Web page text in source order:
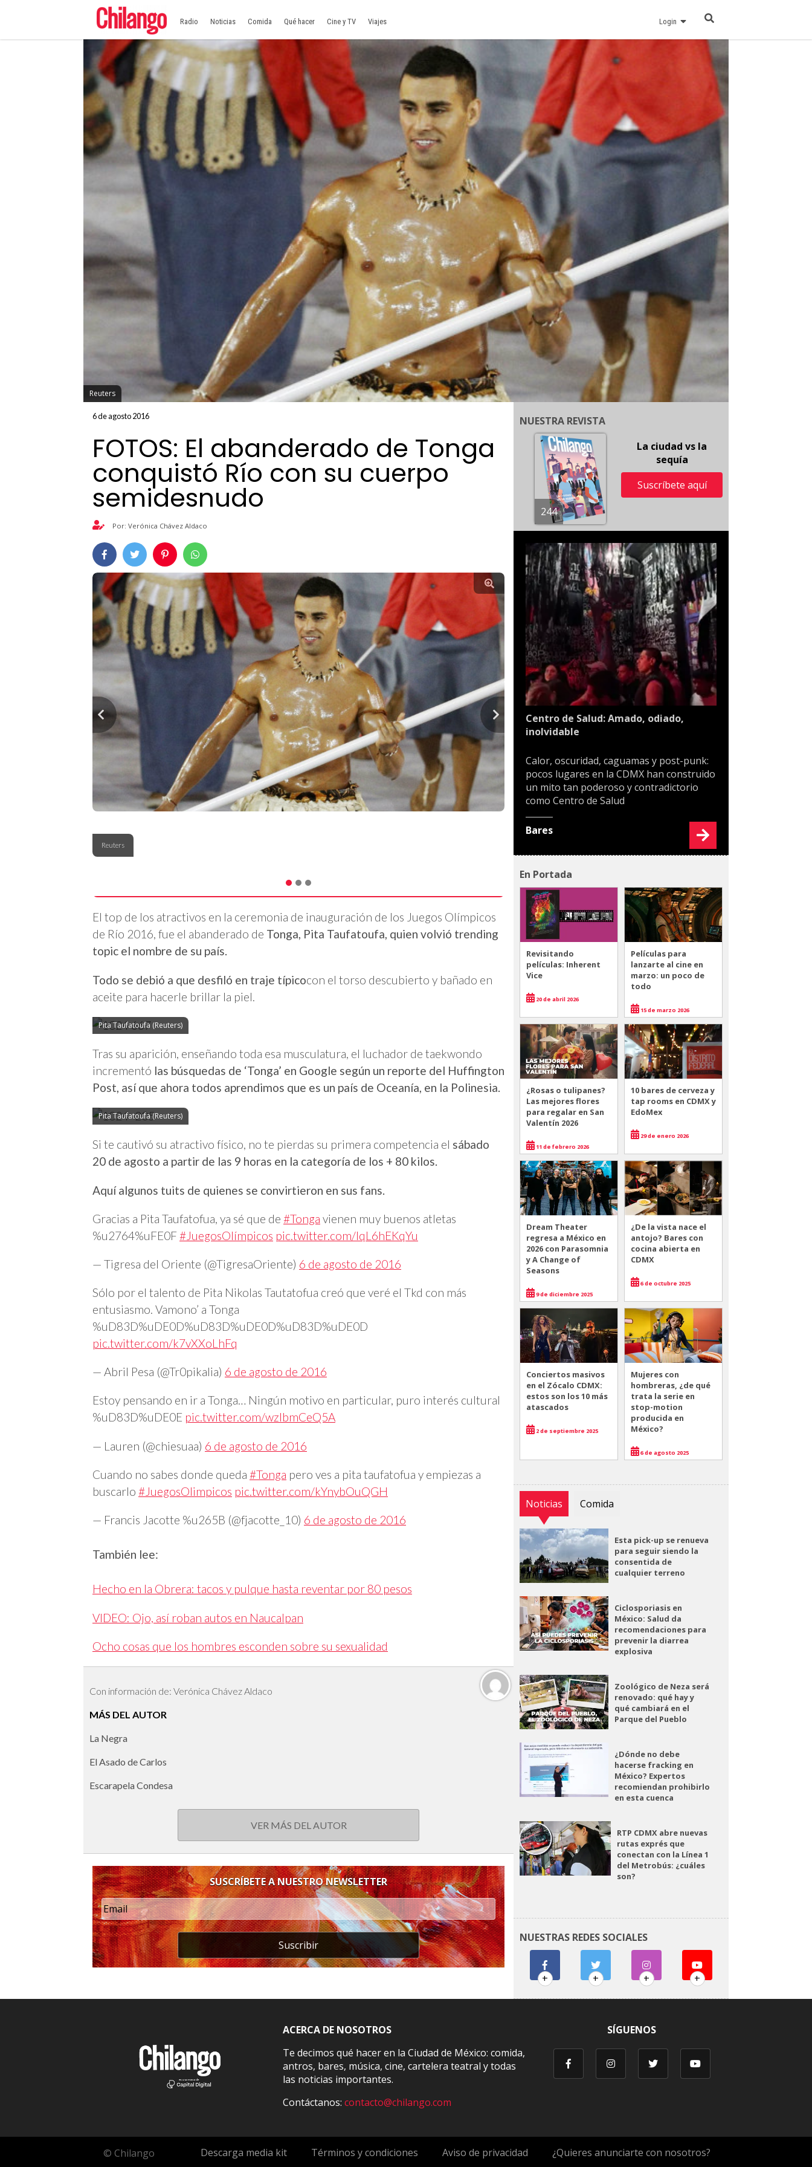
Radio Noticias Comida Qué hacer Cine y TV Viajes Login
Reuters
6 de agosto 2016
FOTOS: El abanderado de Tonga
conquistó Río con su cuerpo
semidesnudo
Por: Verónica Chávez Aldaco
Reuters
El top de los atractivos en la ceremonia de inauguración de los Juegos Olímpicos
de Río 2016, fue el abanderado de Tonga, Pita Taufatoufa, quien volvió trending
topic el nombre de su país.
Todo se debió a que desfiló en traje típicocon el torso descubierto y bañado en
aceite para hacerle brillar la piel.
Pita Taufatoufa (Reuters)
Tras su aparición, enseñando toda esa musculatura, el luchador de taekwondo
incrementó las búsquedas de ‘Tonga’ en Google según un reporte del Huffington
Post, así que ahora todos aprendimos que es un país de Oceanía, en la Polinesia.
Pita Taufatoufa (Reuters)
Si te cautivó su atractivo físico, no te pierdas su primera competencia el sábado
20 de agosto a partir de las 9 horas en la categoría de los + 80 kilos.
Aquí algunos tuits de quienes se convirtieron en sus fans.
Gracias a Pita Taufatofua, ya sé que de #Tonga vienen muy buenos atletas
%u2764%uFE0F #JuegosOlímpicos pic.twitter.com/IqL6hEKqYu
— Tigresa del Oriente (@TigresaOriente) 6 de agosto de 2016
Sólo por el talento de Pita Nikolas Tautatofua creó que veré el Tkd con más
entusiasmo. Vamono’ a Tonga
%uD83D%uDE0D%uD83D%uDE0D%uD83D%uDE0D
pic.twitter.com/k7vXXoLhFq
— Abril Pesa (@Tr0pikalia) 6 de agosto de 2016
Estoy pensando en ir a Tonga… Ningún motivo en particular, puro interés cultural
%uD83D%uDE0E pic.twitter.com/wzIbmCeQ5A
— Lauren (@chiesuaa) 6 de agosto de 2016
Cuando no sabes donde queda #Tonga pero ves a pita taufatofua y empiezas a
buscarlo #JuegosOlimpicos pic.twitter.com/kYnybOuQGH
— Francis Jacotte %u265B (@fjacotte_10) 6 de agosto de 2016
También lee:
Hecho en la Obrera: tacos y pulque hasta reventar por 80 pesos
VIDEO: Ojo, así roban autos en Naucalpan
Ocho cosas que los hombres esconden sobre su sexualidad
Con información de: Verónica Chávez Aldaco
MÁS DEL AUTOR
La Negra
El Asado de Carlos
Escarapela Condesa
VER MÁS DEL AUTOR
SUSCRÍBETE A NUESTRO NEWSLETTER
Suscribir
NUESTRA REVISTA
244
La ciudad vs la
sequía
Suscríbete aquí
Centro de Salud: Amado, odiado,
inolvidable
Calor, oscuridad, caguamas y post-punk:
pocos lugares en la CDMX han construido
un mito tan poderoso y contradictorio
como Centro de Salud
Bares
En Portada
Revisitando
películas: Inherent
Vice
20 de abril 2026
Películas para
lanzarte al cine en
marzo: un poco de
todo
15 de marzo 2026
¿Rosas o tulipanes?
Las mejores flores
para regalar en San
Valentín 2026
11 de febrero 2026
10 bares de cerveza y
tap rooms en CDMX y
EdoMex
29 de enero 2026
Dream Theater
regresa a México en
2026 con Parasomnia
y A Change of
Seasons
9 de diciembre 2025
¿De la vista nace el
antojo? Bares con
cocina abierta en
CDMX
6 de octubre 2025
Conciertos masivos
en el Zócalo CDMX:
estos son los 10 más
atascados
2 de septiembre 2025
Mujeres con
hombreras, ¿de qué
trata la serie en
stop-motion
producida en
México?
6 de agosto 2025
Noticias Comida
Esta pick-up se renueva
para seguir siendo la
consentida de
cualquier terreno
Ciclosporiasis en
México: Salud da
recomendaciones para
prevenir la diarrea
explosiva
Zoológico de Neza será
renovado: qué hay y
qué cambiará en el
Parque del Pueblo
¿Dónde no debe
hacerse fracking en
México? Expertos
recomiendan prohibirlo
en esta cuenca
RTP CDMX abre nuevas
rutas exprés que
conectan con la Línea 1
del Metrobús: ¿cuáles
son?
NUESTRAS REDES SOCIALES
+ + + +
ACERCA DE NOSOTROS
Te decimos qué hacer en la Ciudad de México: comida,
antros, bares, música, cine, cartelera teatral y todas
las noticias importantes.
Contáctanos:contacto@chilango.com
SÍGUENOS
© Chilango Descarga media kit Términos y condiciones Aviso de privacidad ¿Quieres anunciarte con nosotros?